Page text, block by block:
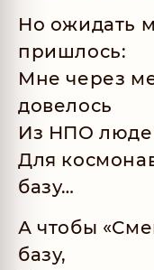
Но ожидать
пришлось:
Мне через
довелось
Из НПО
Для
базу…
А чтобы
базу,